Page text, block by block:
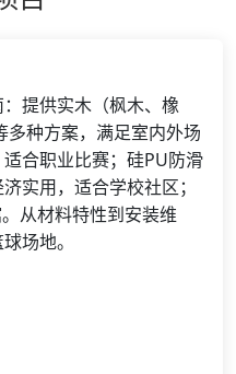
提供实木（枫木、橡
多种方案，满足室内外场
合职业比赛；硅PU防滑
实用，适合学校社区；
从材料特性到安装维
场地。